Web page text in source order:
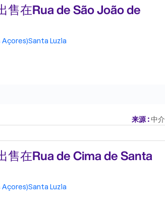
售在Rua de São João de
Açores)Santa Luzia
来源 :中介
售在Rua de Cima de Santa
Açores)Santa Luzia